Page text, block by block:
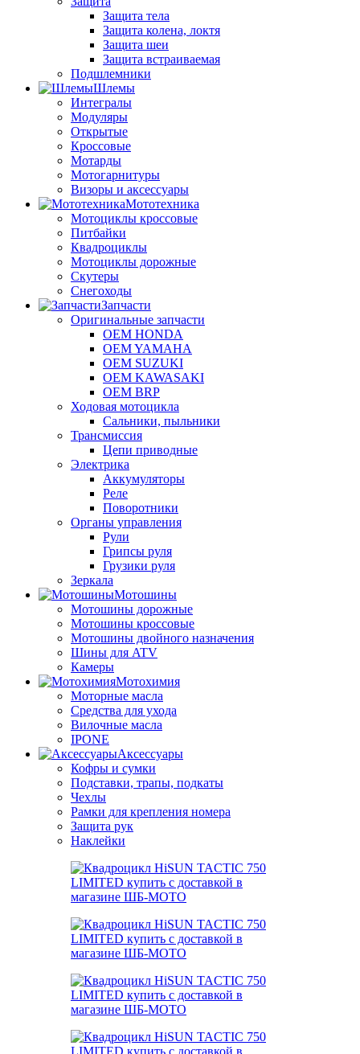
Защита тела
Защита колена, локтя
Защита шеи
Защита встраиваемая
Подшлемники
Шлемы
Интегралы
Модуляры
Открытые
Кроссовые
Мотарды
Мотогарнитуры
Визоры и аксессуары
Мототехника
Мотоциклы кроссовые
Питбайки
Квадроциклы
Мотоциклы дорожные
Скутеры
Снегоходы
Запчасти
Оригинальные запчасти
OEM HONDA
OEM YAMAHA
OEM SUZUKI
OEM KAWASAKI
OEM BRP
Ходовая мотоцикла
Сальники, пыльники
Трансмиссия
Цепи приводные
Электрика
Аккумуляторы
Реле
Поворотники
Органы управления
Рули
Грипсы руля
Грузики руля
Зеркала
Мотошины
Мотошины дорожные
Мотошины кроссовые
Мотошины двойного назначения
Шины для ATV
Камеры
Мотохимия
Моторные масла
Средства для ухода
Вилочные масла
IPONE
Аксессуары
Кофры и сумки
Подставки, трапы, подкаты
Чехлы
Рамки для крепления номера
Защита рук
Наклейки